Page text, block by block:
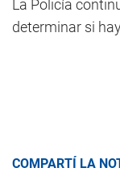
La Policía
determinar si
COMPARTÍ LA